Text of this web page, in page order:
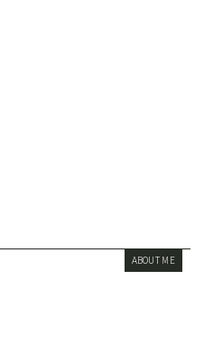
ABOUT ME